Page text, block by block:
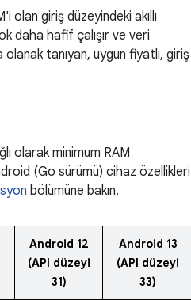
giriş düzeyindeki akıllı
daha hafif çalışır ve veri
tanıyan, uygun fiyatlı, giriş
olarak minimum RAM
(Go sürümü) cihaz özellikleri
bölümüne bakın.
Android 12
(API düzeyi
31)
Android 13
(API düzeyi
33)